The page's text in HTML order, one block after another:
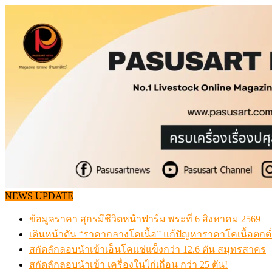
content
NEWS UPDATE
ข้อมูลราคา สุกรมีชีวิตหน้าฟาร์ม พระที่ 6 สิงหาคม 2569
เดินหน้าดัน “ราคากลางโคเนื้อ” แก้ปัญหาราคาโคเนื้อตก
สกัดลักลอบนำเข้าเอ็นโคแช่แข็งกว่า 12.6 ตัน สมุทรสาคร
สกัดลักลอบนำเข้า เครื่องในไก่เถื่อน กว่า 25 ตัน!